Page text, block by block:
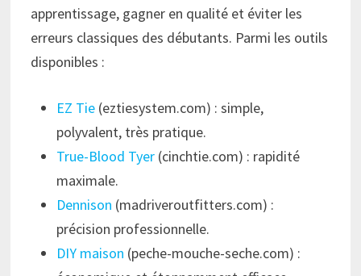
apprentissage, gagner en qualité et éviter les
erreurs classiques des débutants. Parmi les outils
disponibles :
EZ Tie(eztiesystem.com) : simple,
polyvalent, très pratique.
True-Blood Tyer (cinchtie.com) : rapidité
maximale.
Dennison (madriveroutfitters.com) :
précision professionnelle.
DIY maison (peche-mouche-seche.com) :